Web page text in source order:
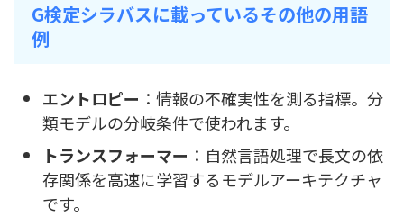
G検定シラバスに載っているその他の用語
例
エントロピー ：情報の不確実性を測る指標。分
類モデルの分岐条件で使われます。
トランスフォーマー ：自然言語処理で長文の依
存関係を高速に学習するモデルアーキテクチャ
です。